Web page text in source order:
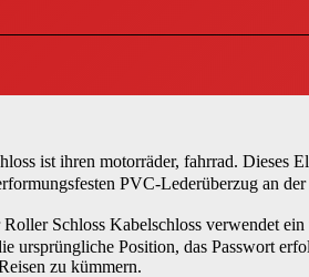
ist ihren motorräder, fahrrad. Dieses
PVC-Lederüberzug an
Schloss Kabelschloss verwendet
ursprüngliche Position, das Passwort
zu kümmern.